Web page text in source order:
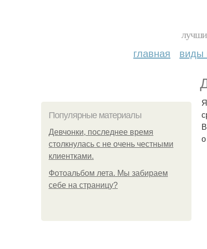
главная виды
Популярные материалы
Девчонки, последнее время
столкнулась с не очень честными
клиентками.
Фотоальбом лета. Мы забираем
себе на страницу?